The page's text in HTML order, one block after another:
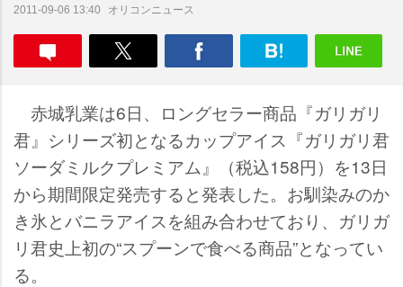
2011-09-06 13:40 オリコンニュース
赤城乳業は6日、ロングセラー商品『ガリガリ
君』シリーズ初となるカップアイス『ガリガリ君
ソーダミルクプレミアム』（税込158円）を13日
から期間限定発売すると発表した。お馴染みのか
き氷とバニラアイスを組み合わせており、ガリガ
リ君史上初の“スプーンで食べる商品”となってい
る。